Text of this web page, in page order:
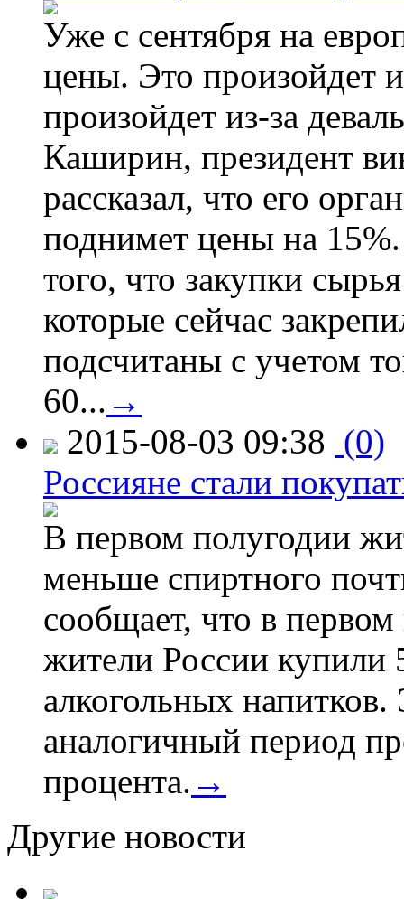
Уже с сентября на
цены. Это произойдет
произойдет из-за
Каширин, президент
рассказал, что его
поднимет цены на
того, что закупки
которые сейчас
подсчитаны с учетом
60... →
2015-08-03 09:38 (0)
Россияне стали
В первом полугодии
меньше спиртного
сообщает, что в
жители России купили
алкогольных
аналогичный период
процента. →
Другие новости